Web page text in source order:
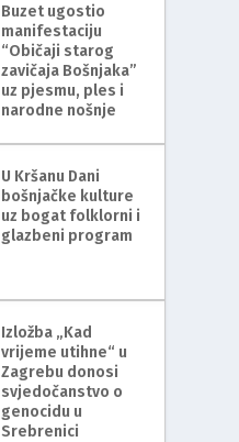
Buzet ugostio
manifestaciju
“Običaji starog
zavičaja Bošnjaka”
uz pjesmu, ples i
narodne nošnje
U Kršanu Dani
bošnjačke kulture
uz bogat folklorni i
glazbeni program
Izložba „Kad
vrijeme utihne“ u
Zagrebu donosi
svjedočanstvo o
genocidu u
Srebrenici